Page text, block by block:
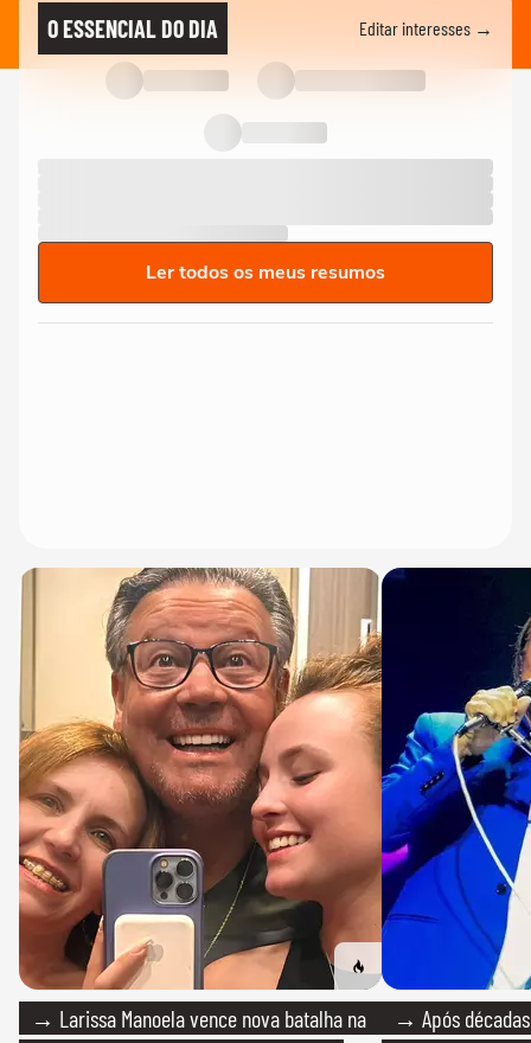
O ESSENCIAL DO DIA Editar interesses →
Ler todos os meus resumos
→ Larissa Manoela vence nova batalha na
→ Após